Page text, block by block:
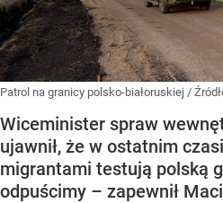
Patrol na granicy polsko-białoruskiej /
Wiceminister spraw
ujawnił, że w ostatnim
migrantami testują polską
odpuścimy – zapewnił